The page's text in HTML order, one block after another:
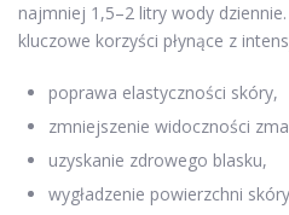
najmniej 1,5–2 litry wody
kluczowe korzyści płynące z
poprawa elastyczności skóry,
zmniejszenie widoczności
uzyskanie zdrowego blasku,
wygładzenie powierzchni